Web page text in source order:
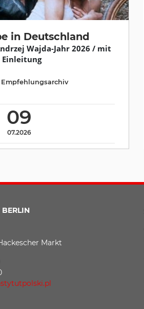
in Deutschland
Wajda-Jahr 2026 / mit
Einleitung
09
07.2026
Empfehlungsarchiv
BERLIN
Markt